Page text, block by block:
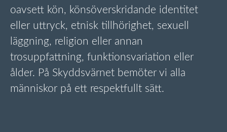
oavsett kön, könsöverskridande identitet
eller uttryck, etnisk tillhörighet, sexuell
läggning, religion eller annan
trosuppfattning, funktionsvariation eller
ålder. På Skyddsvärnet bemöter vi alla
människor på ett respektfullt sätt.